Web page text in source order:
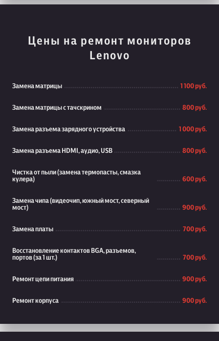
Цены на ремонт мониторов
Lenovo
Замена матрицы 1 100 руб.
Замена матрицы с тачскрином 800 руб.
Замена разъема зарядного устройства 1 000 руб.
Замена разъема HDMI, аудио, USB 800 руб.
Чистка от пыли (замена термопасты, смазка
кулера)
600 руб.
Замена чипа (видеочип, южный мост, северный
мост)
900 руб.
Замена платы 700 руб.
Восстановление контактов BGA, разъемов,
портов (за 1 шт.)
700 руб.
Ремонт цепи питания 900 руб.
Ремонт корпуса 900 руб.